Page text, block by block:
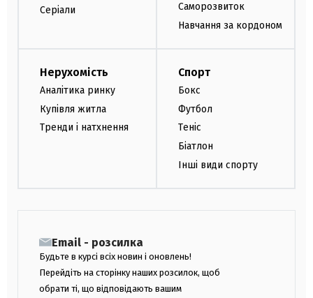
Серіали
Саморозвиток
Навчання за кордоном
Нерухомість
Аналітика ринку
Купівля житла
Тренди і натхнення
Спорт
Бокс
Футбол
Теніс
Біатлон
Інші види спорту
Email - розсилка
Будьте в курсі всіх новин і оновлень!
Перейдіть на сторінку наших розсилок, щоб
обрати ті, що відповідають вашим